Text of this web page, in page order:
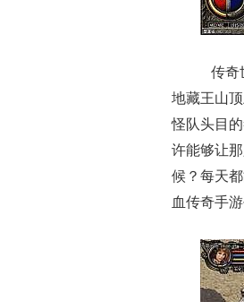
传奇
地藏王山
怪队头目
许能够让
候？每天
血传奇手